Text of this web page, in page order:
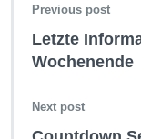
Previous post
Letzte
Wochenende
Next post